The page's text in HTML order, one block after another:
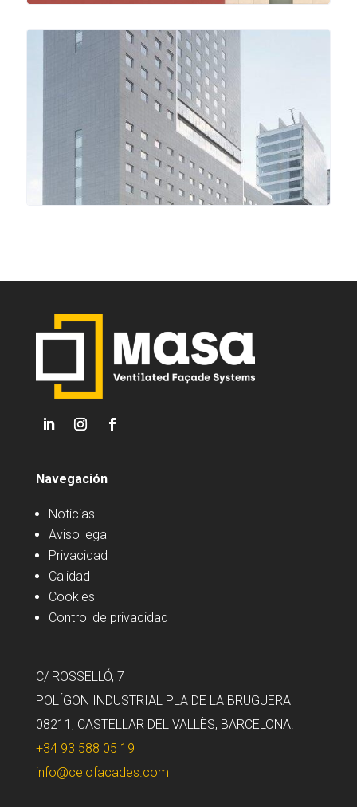
Navegación
Noticias
Aviso legal
Privacidad
Calidad
Cookies
Control de privacidad
C/ ROSSELLÓ, 7
POLÍGON INDUSTRIAL PLA DE LA BRUGUERA
08211, CASTELLAR DEL VALLÈS, BARCELONA.
+34 93 588 05 19
info@celofacades.com